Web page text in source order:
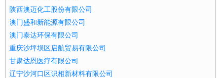
陕西澳迈化工股份有限公司
澳门盛和新能源有限公司
澳门泰达环保有限公司
重庆沙坪坝区启航贸易有限公司
甘肃达恩医疗有限公司
辽宁沙河口区识相新材料有限公司